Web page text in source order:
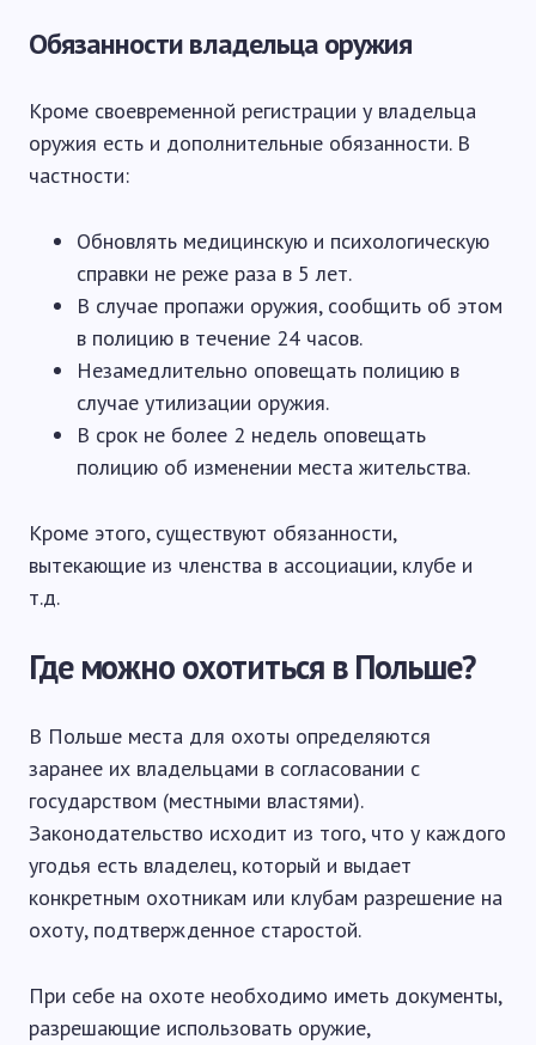
Обязанности владельца оружия
Кроме своевременной регистрации у владельца
оружия есть и дополнительные обязанности. В
частности:
Обновлять медицинскую и психологическую
справки не реже раза в 5 лет.
В случае пропажи оружия, сообщить об этом
в полицию в течение 24 часов.
Незамедлительно оповещать полицию в
случае утилизации оружия.
В срок не более 2 недель оповещать
полицию об изменении места жительства.
Кроме этого, существуют обязанности,
вытекающие из членства в ассоциации, клубе и
т.д.
Где можно охотиться в Польше?
В Польше места для охоты определяются
заранее их владельцами в согласовании с
государством (местными властями).
Законодательство исходит из того, что у каждого
угодья есть владелец, который и выдает
конкретным охотникам или клубам разрешение на
охоту, подтвержденное старостой.
При себе на охоте необходимо иметь документы,
разрешающие использовать оружие,